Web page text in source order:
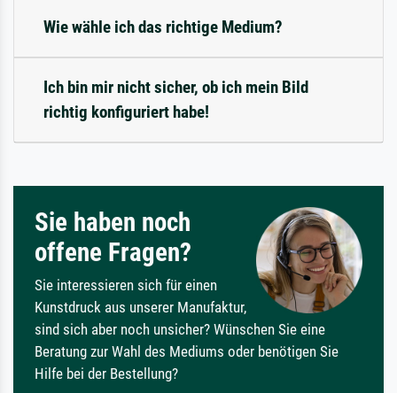
Wie wähle ich das richtige Medium?
Ich bin mir nicht sicher, ob ich mein Bild
richtig konfiguriert habe!
Sie haben noch
offene Fragen?
Sie interessieren sich für einen
Kunstdruck aus unserer Manufaktur,
sind sich aber noch unsicher? Wünschen Sie eine
Beratung zur Wahl des Mediums oder benötigen Sie
Hilfe bei der Bestellung?